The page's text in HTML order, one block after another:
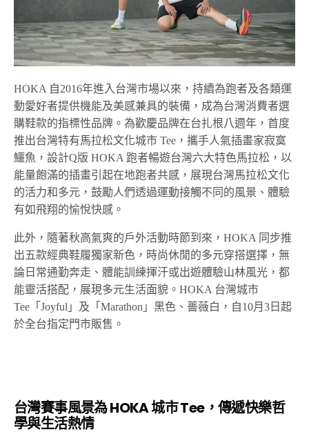
HOKA 自2016年進入台灣市場以來，持續為跑者及各類運
動愛好者提供機能及美感兼具的裝備，成為台灣消費者選
購鞋款的指標性品牌。為歡慶品牌在台扎根八週年，首度
推出台灣特有馬拉松文化城市 Tee，攜手人氣插畫家寂寞
鱷魚，設計Q版 HOKA 跑者暢遊台灣六大特色馬拉松，以
能量飽滿的插畫引起在地跑者共感，展現台灣馬拉松文化
的活力和多元，鼓勵人們透過運動接觸不同的風景、體驗
有如飛翔的愉悅快感。
此外，隨著秋高氣爽的戶外活動時節到來，HOKA 同步推
出五款經典鞋履獨家新色，時尚休閒的多元穿搭選擇，無
論日常通勤奔走、體能訓練揮汗或出遊體驗山林風光，都
能靈活搭配，展現多元生活面貌。HOKA 台灣城市
Tee「Joyful」及「Marathon」黑色、薔薇白，自10月3日起
於全台指定門市販售。
台灣賽事風景為 HOKA 城市 Tee，傳遞快樂哲
學與生活熱情